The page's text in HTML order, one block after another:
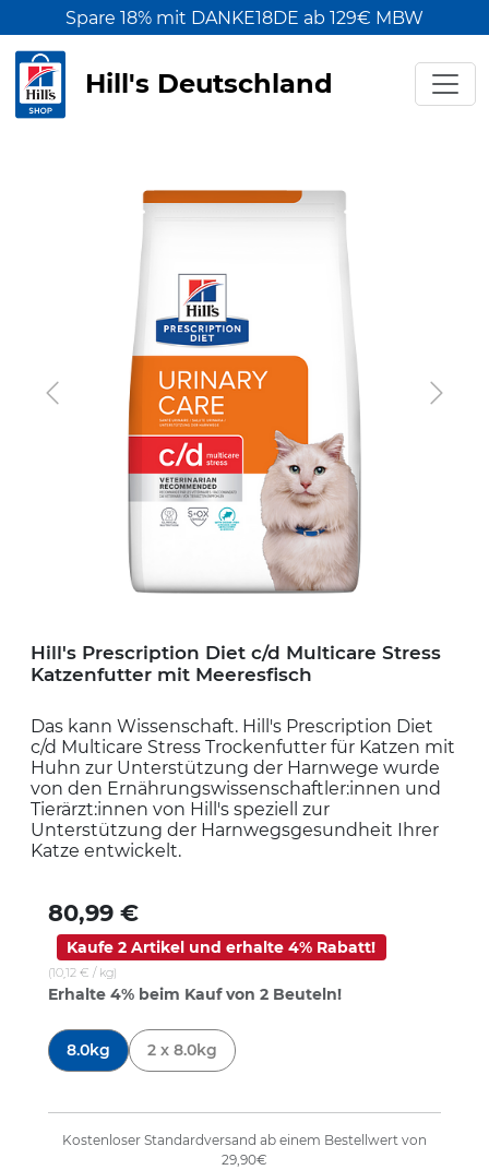
Spare 18% mit DANKE18DE ab 129€ MBW
Hill's Deutschland
Previous Next
Hill's Prescription Diet c/d Multicare Stress
Katzenfutter mit Meeresfisch
Das kann Wissenschaft. Hill's Prescription Diet
c/d Multicare Stress Trockenfutter für Katzen mit
Huhn zur Unterstützung der Harnwege wurde
von den Ernährungswissenschaftler:innen und
Tierärzt:innen von Hill's speziell zur
Unterstützung der Harnwegsgesundheit Ihrer
Katze entwickelt.
80,99 €
Kaufe 2 Artikel und erhalte 4% Rabatt!
(10,12 € / kg)
Erhalte 4% beim Kauf von 2 Beuteln!
8.0kg
2 x 8.0kg
Kostenloser Standardversand ab einem Bestellwert von
29,90€